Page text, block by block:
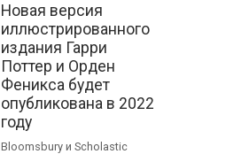
Новая версия
иллюстрированного
издания Гарри
Поттер и Орден
Феникса будет
опубликована в 2022
году
Bloomsbury и Scholastic